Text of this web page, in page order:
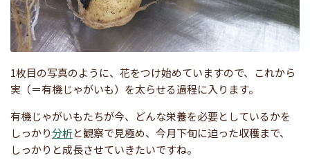
1枚目の写真のように、花をつけ始めていますので、これから
実（＝有機じゃがいも）を太らせる過程に入ります。
有機じゃがいもたちが今、どんな栄養を必要としているかを
しっかり分析と観察で見極め、今月下旬に迫った収穫まで、
しっかりと成長させていきたいですね。